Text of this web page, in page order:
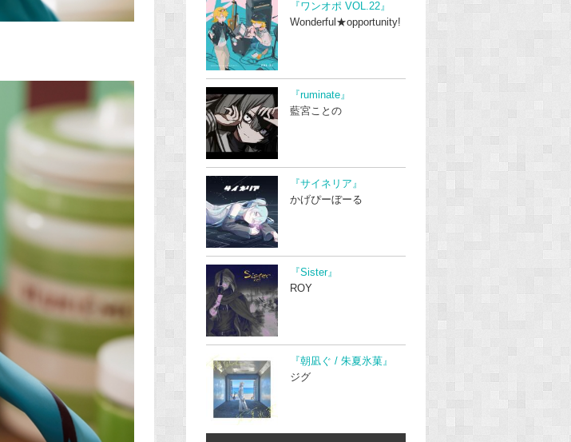
『ワンオポ VOL.22』
Wonderful★opportunity!
『ruminate』
藍宮ことの
『サイネリア』
かげぴーぼーる
『Sister』
ROY
『朝凪ぐ / 朱夏氷菓』
ジグ